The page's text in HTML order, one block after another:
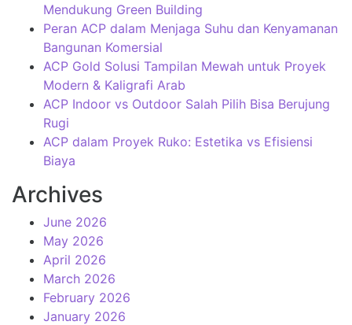
Mendukung Green Building
Peran ACP dalam Menjaga Suhu dan Kenyamanan
Bangunan Komersial
ACP Gold Solusi Tampilan Mewah untuk Proyek
Modern & Kaligrafi Arab
ACP Indoor vs Outdoor Salah Pilih Bisa Berujung
Rugi
ACP dalam Proyek Ruko: Estetika vs Efisiensi
Biaya
Archives
June 2026
May 2026
April 2026
March 2026
February 2026
January 2026